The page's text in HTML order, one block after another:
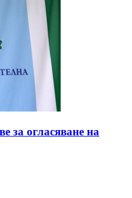
за огласяване на